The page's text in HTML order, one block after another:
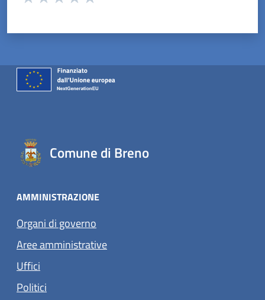
Comune di Breno
AMMINISTRAZIONE
Organi di governo
Aree amministrative
Uffici
Politici